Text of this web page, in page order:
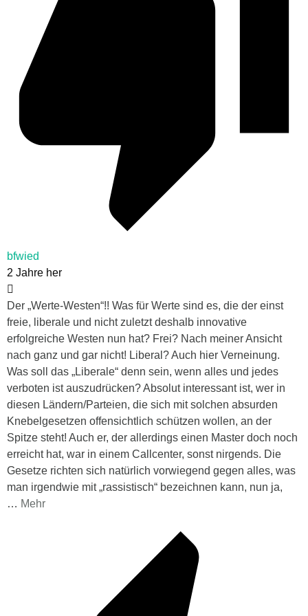
bfwied
2 Jahre her
Der „Werte-Westen“!! Was für Werte sind es, die der einst
freie, liberale und nicht zuletzt deshalb innovative
erfolgreiche Westen nun hat? Frei? Nach meiner Ansicht
nach ganz und gar nicht! Liberal? Auch hier Verneinung.
Was soll das „Liberale“ denn sein, wenn alles und jedes
verboten ist auszudrücken? Absolut interessant ist, wer in
diesen Ländern/Parteien, die sich mit solchen absurden
Knebelgesetzen offensichtlich schützen wollen, an der
Spitze steht! Auch er, der allerdings einen Master doch noch
erreicht hat, war in einem Callcenter, sonst nirgends. Die
Gesetze richten sich natürlich vorwiegend gegen alles, was
man irgendwie mit „rassistisch“ bezeichnen kann, nun ja,
… Mehr